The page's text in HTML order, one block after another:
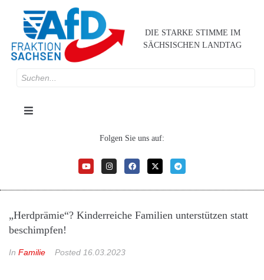
DIE STARKE STIMME IM
SÄCHSISCHEN LANDTAG
Folgen Sie uns auf:
„Herdprämie“? Kinderreiche Familien unterstützen statt
beschimpfen!
In Familie Posted 16.03.2023